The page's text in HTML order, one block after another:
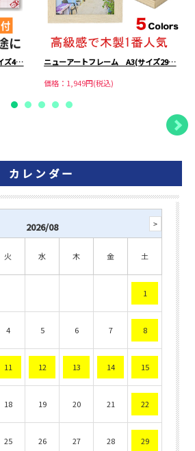
ズ4…
ニューアートフレーム A3(サイズ29…
価格：1,949円(税込)
カレンダー